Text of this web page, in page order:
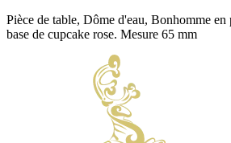
Pièce de table, Dôme d'eau, Bonhomme en
base de cupcake rose. Mesure 65 mm